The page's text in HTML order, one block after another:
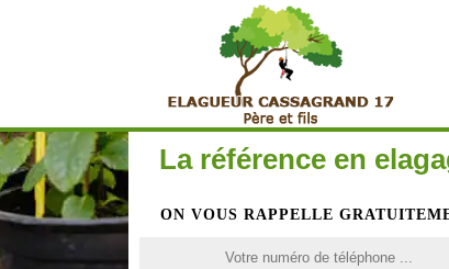
La référence en
ON VOUS RAPPELLE